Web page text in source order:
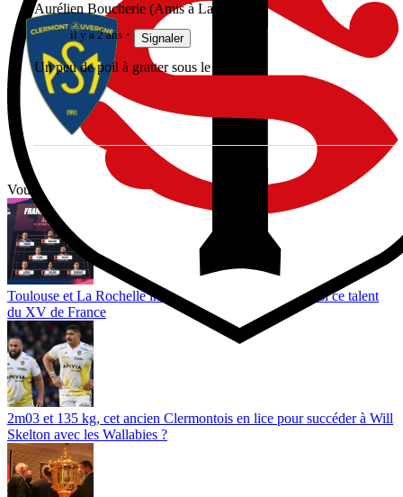
Aurélien Boucherie (Amis à Laporte)
il y a 2 ans Signaler
Un peu de poil à gratter sous le maillot ?
Vous avez tout lu ?
Toulouse et La Rochelle intéressés ? Toulon lorgne aussi ce talent
du XV de France
2m03 et 135 kg, cet ancien Clermontois en lice pour succéder à Will
Skelton avec les Wallabies ?